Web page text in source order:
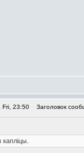
Fri, 23:50 Заголовок